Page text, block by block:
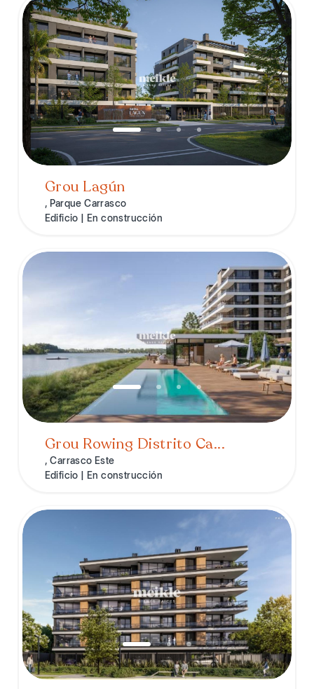
Grou Lagún
, Parque Carrasco
Edificio | En construcción
Grou Rowing Distrito Ca...
, Carrasco Este
Edificio | En construcción